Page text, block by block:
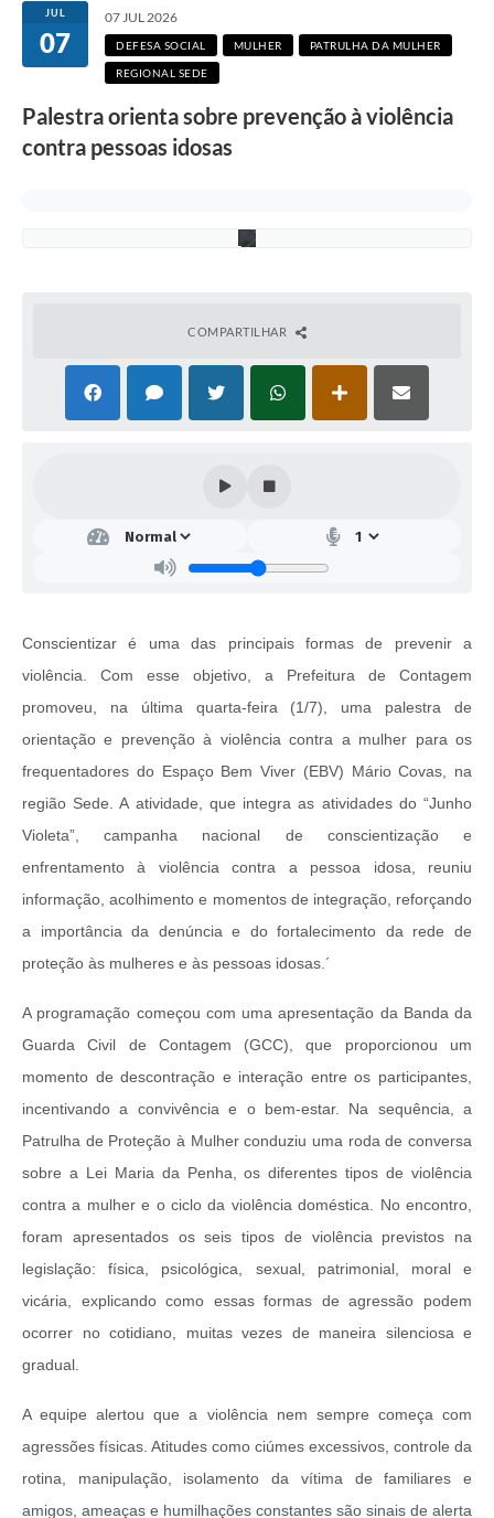
JUL
07
07 JUL 2026
DEFESA SOCIAL MULHER PATRULHA DA MULHER
REGIONAL SEDE
Palestra orienta sobre prevenção à violência
contra pessoas idosas
i
E
COMPARTILHAR
Conscientizar é uma das principais formas de prevenir a
violência. Com esse objetivo, a Prefeitura de Contagem
promoveu, na última quarta-feira (1/7), uma palestra de
orientação e prevenção à violência contra a mulher para os
frequentadores do Espaço Bem Viver (EBV) Mário Covas, na
região Sede. A atividade, que integra as atividades do “Junho
Violeta”, campanha nacional de conscientização e
enfrentamento à violência contra a pessoa idosa, reuniu
informação, acolhimento e momentos de integração, reforçando
a importância da denúncia e do fortalecimento da rede de
proteção às mulheres e às pessoas idosas.´
A programação começou com uma apresentação da Banda da
Guarda Civil de Contagem (GCC), que proporcionou um
momento de descontração e interação entre os participantes,
incentivando a convivência e o bem-estar. Na sequência, a
Patrulha de Proteção à Mulher conduziu uma roda de conversa
sobre a Lei Maria da Penha, os diferentes tipos de violência
contra a mulher e o ciclo da violência doméstica. No encontro,
foram apresentados os seis tipos de violência previstos na
legislação: física, psicológica, sexual, patrimonial, moral e
vicária, explicando como essas formas de agressão podem
ocorrer no cotidiano, muitas vezes de maneira silenciosa e
gradual.
A equipe alertou que a violência nem sempre começa com
agressões físicas. Atitudes como ciúmes excessivos, controle da
rotina, manipulação, isolamento da vítima de familiares e
amigos, ameaças e humilhações constantes são sinais de alerta